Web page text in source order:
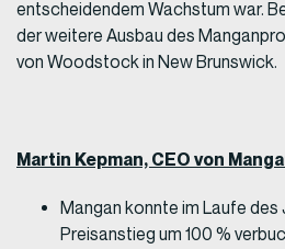
entscheidendem Wachstum war.
der weitere Ausbau des
von Woodstock in New Brunswick.
Martin Kepman, CEO von
Mangan konnte im Laufe des
Preisanstieg um 100 %